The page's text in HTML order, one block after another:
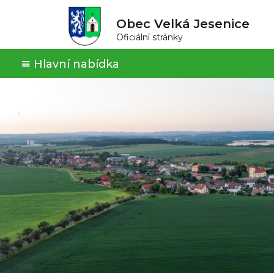
Obec Velká Jesenice
Oficiální stránky
Hlavní nabídka